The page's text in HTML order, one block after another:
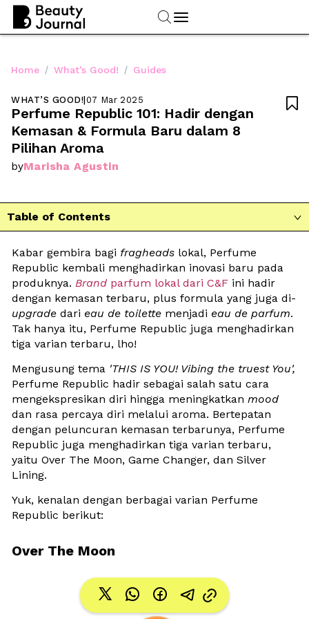
Home / What’s Good! / Guides
WHAT’S GOOD!|07 Mar 2025
Perfume Republic 101: Hadir dengan
Kemasan & Formula Baru dalam 8
Pilihan Aroma
byMarisha Agustin

Table of Contents 
Kabar gembira bagi fragheads lokal, Perfume
Republic kembali menghadirkan inovasi baru pada
produknya. Brand parfum lokal dari C&F ini hadir
dengan kemasan terbaru, plus formula yang juga di-
upgrade dari eau de toilette menjadi eau de parfum.
Tak hanya itu, Perfume Republic juga menghadirkan
tiga varian terbaru, lho!
Mengusung tema 'THIS IS YOU! Vibing the truest You',
Perfume Republic hadir sebagai salah satu cara
mengekspresikan diri hingga meningkatkan mood
dan rasa percaya diri melalui aroma. Bertepatan
dengan peluncuran kemasan terbarunya, Perfume
Republic juga menghadirkan tiga varian terbaru,
yaitu Over The Moon, Game Changer, dan Silver
Lining.
Yuk, kenalan dengan berbagai varian Perfume
Republic berikut:
Over The Moon